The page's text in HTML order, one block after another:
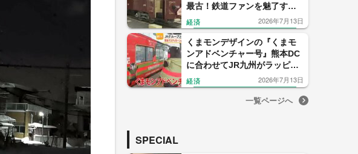
最古！鉄道ファンを魅了する
明治生まれの木造路面電車
「168号」
経済 2026年7月13日
くまモンデザインの『くまモ
ンアドベンチャー号』熊本DC
に合わせてJR九州がラッピン
グ列車 ラッピング新幹線も
【熊本発】
経済 2026年7月13日
一覧ページへ
SPECIAL